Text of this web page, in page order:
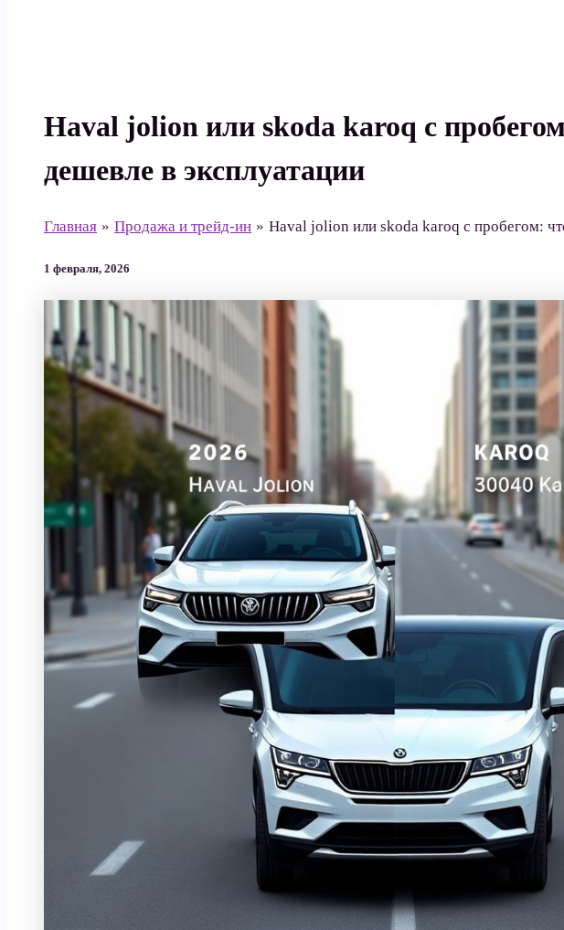
Haval jolion или skoda karoq с
дешевле в эксплуатации
Главная Продажа и трейд-ин Haval jolion или skoda karoq с пробегом:
1 февраля, 2026